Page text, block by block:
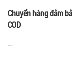
Chuyển hàng đảm
COD
--